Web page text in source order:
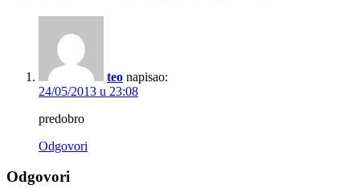
teo napisao:
24/05/2013 u 23:08
predobro
Odgovori
Odgovori